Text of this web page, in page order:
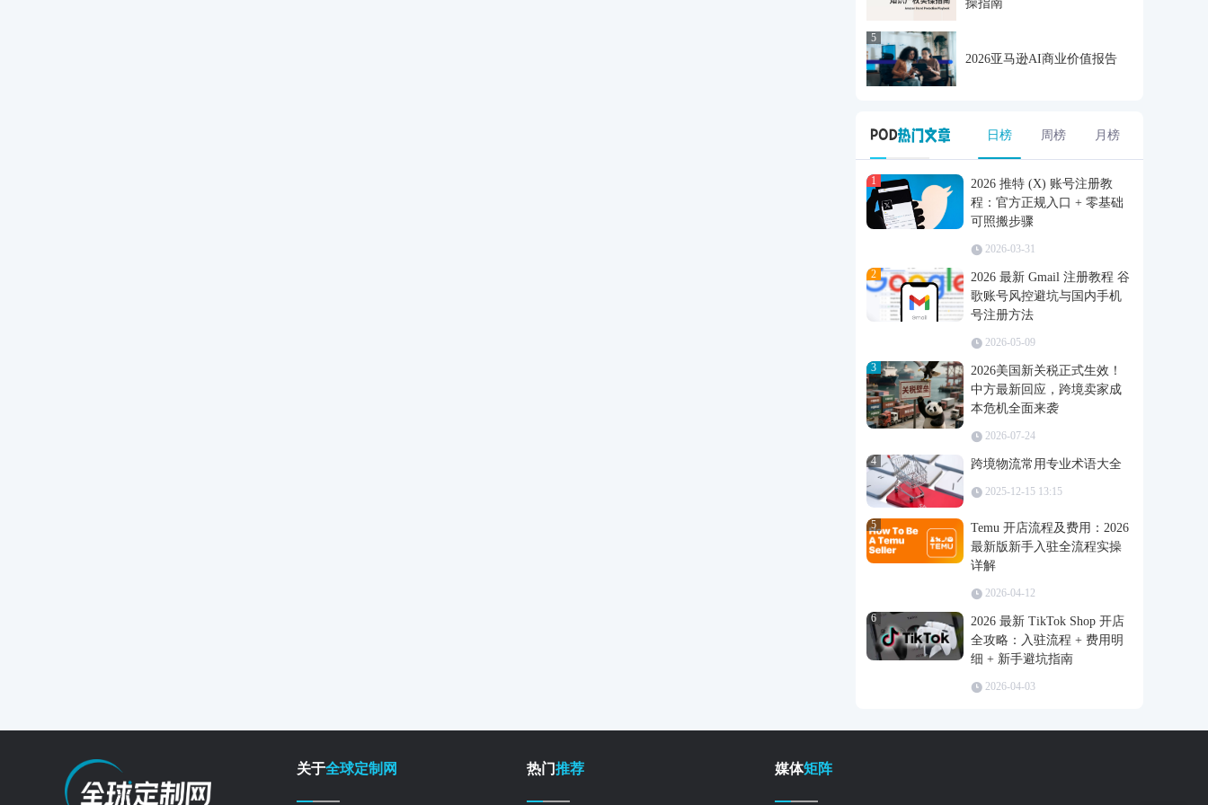
操指南
5
2026亚马逊AI商业价值报告
日榜 周榜 月榜
1
2026 推特 (X) 账号注册教
程：官方正规入口 + 零基础
可照搬步骤
2026-03-31
2
2026 最新 Gmail 注册教程 谷
歌账号风控避坑与国内手机
号注册方法
2026-05-09
3
2026美国新关税正式生效！
中方最新回应，跨境卖家成
本危机全面来袭
2026-07-24
4
跨境物流常用专业术语大全
2025-12-15 13:15
5
Temu 开店流程及费用：2026
最新版新手入驻全流程实操
详解
2026-04-12
6
2026 最新 TikTok Shop 开店
全攻略：入驻流程 + 费用明
细 + 新手避坑指南
2026-04-03
关于全球定制网 热门推荐 媒体矩阵